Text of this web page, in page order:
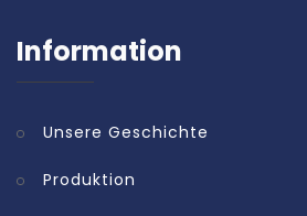
Information
Unsere Geschichte
Produktion